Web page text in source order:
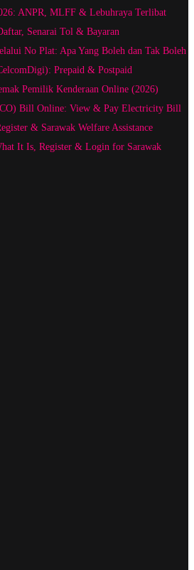
ANPR, MLFF & Lebuhraya Terlibat
Senarai Tol & Bayaran
No Plat: Apa Yang Boleh dan Tak Boleh
Prepaid & Postpaid
Pemilik Kenderaan Online (2026)
Bill Online: View & Pay Electricity Bill
& Sarawak Welfare Assistance
It Is, Register & Login for Sarawak